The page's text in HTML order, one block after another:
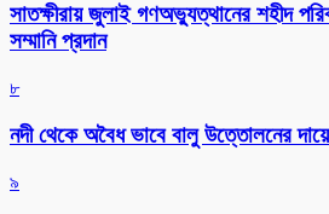
সাতক্ষীরায় জুলাই গণঅভ্যুত্থানের শহীদ
সম্মানি প্রদান
৮
নদী থেকে অবৈধ ভাবে বালু উত্তোলনের
৯